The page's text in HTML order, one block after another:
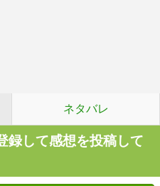
ネタバレ
録して感想を投稿して